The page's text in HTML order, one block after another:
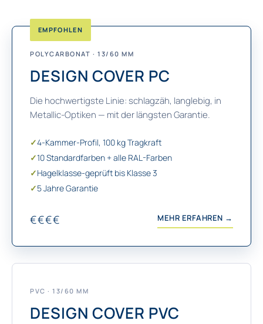
EMPFOHLEN
POLYCARBONAT · 13/60 MM
DESIGN COVER PC
Die hochwertigste Linie: schlagzäh, langlebig, in
Metallic-Optiken — mit der längsten Garantie.
✓4-Kammer-Profil, 100 kg Tragkraft
✓10 Standardfarben + alle RAL-Farben
✓Hagelklasse-geprüft bis Klasse 3
✓5 Jahre Garantie
€€€€ MEHR ERFAHREN →
PVC · 13/60 MM
DESIGN COVER PVC